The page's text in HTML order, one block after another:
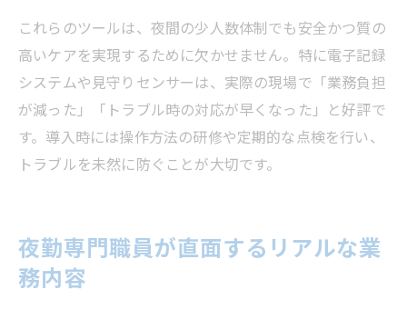
これらのツールは、夜間の少人数体制でも安全かつ質の
高いケアを実現するために欠かせません。特に電子記録
システムや見守りセンサーは、実際の現場で「業務負担
が減った」「トラブル時の対応が早くなった」と好評で
す。導入時には操作方法の研修や定期的な点検を行い、
トラブルを未然に防ぐことが大切です。
夜勤専門職員が直面するリアルな業
務内容